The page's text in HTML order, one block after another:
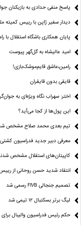
پاسخ منفی حدادی به بازیکنان
دیدار سفیر ژاپن با رییس کمیته
پایان همکاری باشگاه استقلال با
امید عالیشاه به گل‌گهر پیوست
رامین،عاشق قایم‌موشک‌بازی!
قایقی بدون قایقران
اختر: سهراب نگاه ویژه‌ای به
این پول‌ها از کجا می‌آید؟
تیم بعدی محمد صلاح مشخص
معرفی دبیر جدید فدراسیون کشتی
کاپیتان‌های استقلال مشخص
انتقاد شدید حسن روحانی از رییس
تصمیم جنجالی FIVB رسمی شد
لیگ برتر بسکتبال ۱۲ تیمی شد
حکم رئیس فدراسیون والیبال